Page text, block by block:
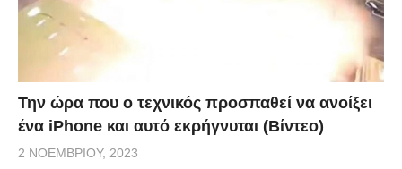
Την ώρα που ο τεχνικός προσπαθεί να ανοίξει
ένα iPhone και αυτό εκρήγνυται (Βίντεο)
2 ΝΟΕΜΒΡΊΟΥ, 2023